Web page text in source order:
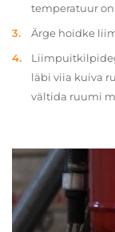
temperatuur on
Ärge hoidke
läbi viia kuiva
vältida ruumi